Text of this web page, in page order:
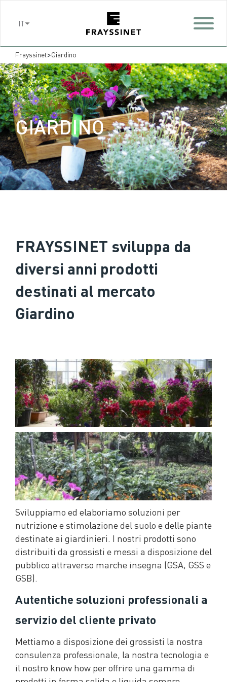
IT
Frayssinet>Giardino
GIARDINO
FRAYSSINET sviluppa da
diversi anni prodotti
destinati al mercato
Giardino
Sviluppiamo ed elaboriamo soluzioni per
nutrizione e stimolazione del suolo e delle piante
destinate ai giardinieri. I nostri prodotti sono
distribuiti da grossisti e messi a disposizione del
pubblico attraverso marche insegna (GSA, GSS e
GSB).
Autentiche soluzioni professionali a
servizio del cliente privato
Mettiamo a disposizione dei grossisti la nostra
consulenza professionale, la nostra tecnologia e
il nostro know how per offrire una gamma di